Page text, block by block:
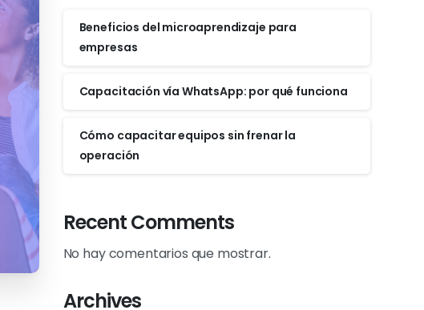
Beneficios del microaprendizaje para
empresas
Capacitación vía WhatsApp: por qué funciona
Cómo capacitar equipos sin frenar la
operación
Recent Comments
No hay comentarios que mostrar.
Archives